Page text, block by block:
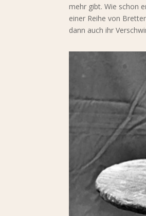
mehr gibt. Wie schon
einer Reihe von
dann auch ihr